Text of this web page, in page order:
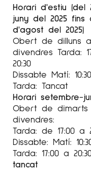
Horari d'estiu (del
juny del 2025 fins
d'agost del 2025)
Obert de dilluns a
divendres Tarda:
20:30
Dissabte Matí:
Tarda: Tancat
Horari setembre-
Obert de
divendres:
Tarda: de 17:00 a
Dissabte: Matí:
Tarda: 17:00 a
tancat